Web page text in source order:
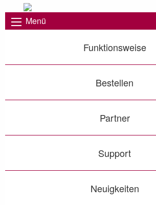
Menü
Funktionsweise
Bestellen
Partner
Support
Neuigkeiten